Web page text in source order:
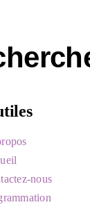
nous